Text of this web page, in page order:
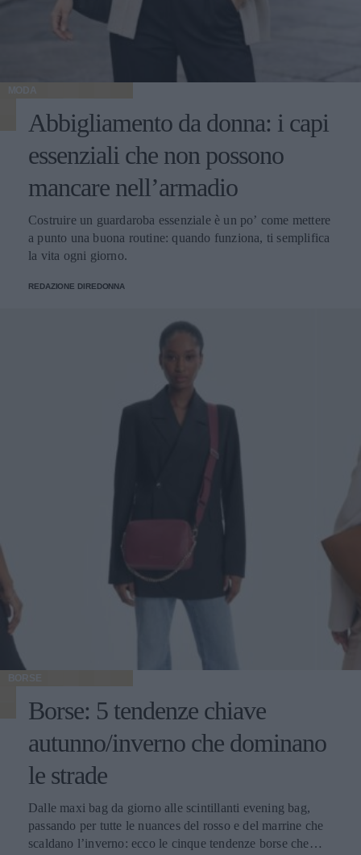
parmigiano grattugiati. Condite con un filo di olio
extravergine di oliva e infornate a 180° C per 30 minuti
fino a doratura. Fate riposare alcuni minuti e servite.
MODA
Abbigliamento da donna: i capi
essenziali che non possono
mancare nell’armadio
Costruire un guardaroba essenziale è un po’ come mettere
a punto una buona routine: quando funziona, ti semplifica
la vita ogni giorno.
REDAZIONE DIREDONNA
BORSE
Borse: 5 tendenze chiave
autunno/inverno che dominano
le strade
Dalle maxi bag da giorno alle scintillanti evening bag,
passando per tutte le nuances del rosso e del marrine che
scaldano l’inverno: ecco le cinque tendenze borse che